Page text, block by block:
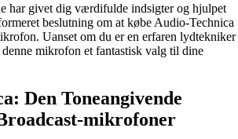
har givet dig værdifulde indsigter og hjulpet
beslutning om at købe Audio-Technica
Uanset om du er en erfaren lydtekniker
mikrofon et fantastisk valg til dine
Den Toneangivende
mikrofoner